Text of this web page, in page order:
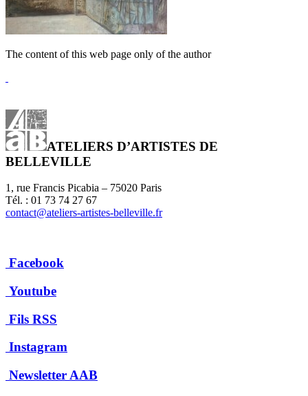
The content of this web page only of the author
ATELIERS D’ARTISTES DE
BELLEVILLE
1, rue Francis Picabia – 75020 Paris
Tél. : 01 73 74 27 67
contact@ateliers-artistes-belleville.fr
Facebook
Youtube
Fils RSS
Instagram
Newsletter AAB